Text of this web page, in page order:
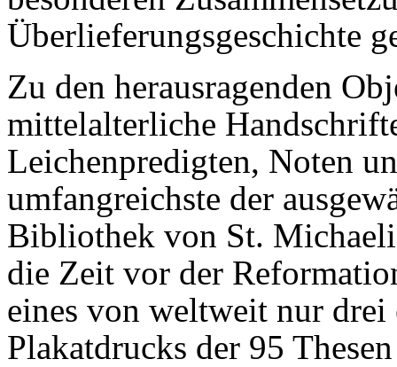
Überlieferungsgeschichte
Zu den herausragenden
mittelalterliche
Leichenpredigten, Noten
umfangreichste der
Bibliothek von St.
die Zeit vor der
eines von weltweit nur drei
Plakatdrucks der 95